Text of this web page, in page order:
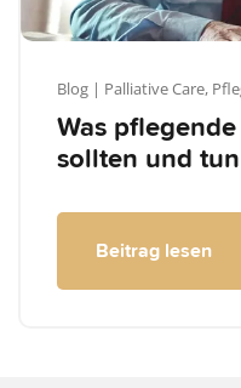
Blog | Palliative Care,
Was
sollten und
Beitrag lesen